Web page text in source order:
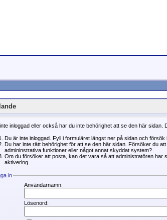
inloggad eller också har du inte behörighet att se den här sidan.
Du är inte inloggad. Fyll i formuläret längst ner på sidan och försök
Du har inte rätt behörighet för att se den här sidan. Försöker du
admininstrativa funktioner eller något annat skyddat system?
Om du försöker att posta, kan det vara så att administratören har
aktivering.
in
Användarnamn:
Lösenord: